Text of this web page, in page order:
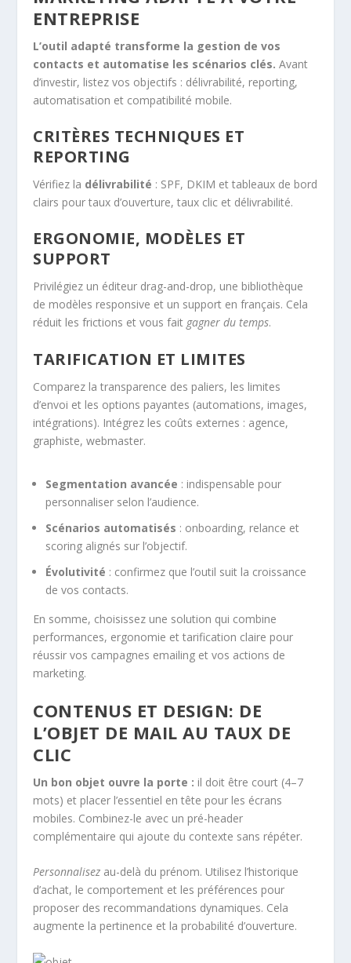
ENTREPRISE
L’outil adapté transforme la gestion de vos
contacts et automatise les scénarios clés. Avant
d’investir, listez vos objectifs : délivrabilité, reporting,
automatisation et compatibilité mobile.
CRITÈRES TECHNIQUES ET
REPORTING
Vérifiez la délivrabilité : SPF, DKIM et tableaux de bord
clairs pour taux d’ouverture, taux clic et délivrabilité.
ERGONOMIE, MODÈLES ET
SUPPORT
Privilégiez un éditeur drag-and-drop, une bibliothèque
de modèles responsive et un support en français. Cela
réduit les frictions et vous fait gagner du temps.
TARIFICATION ET LIMITES
Comparez la transparence des paliers, les limites
d’envoi et les options payantes (automations, images,
intégrations). Intégrez les coûts externes : agence,
graphiste, webmaster.
Segmentation avancée : indispensable pour
personnaliser selon l’audience.
Scénarios automatisés : onboarding, relance et
scoring alignés sur l’objectif.
Évolutivité : confirmez que l’outil suit la croissance
de vos contacts.
En somme, choisissez une solution qui combine
performances, ergonomie et tarification claire pour
réussir vos campagnes emailing et vos actions de
marketing.
CONTENUS ET DESIGN: DE
L’OBJET DE MAIL AU TAUX DE
CLIC
Un bon objet ouvre la porte : il doit être court (4–7
mots) et placer l’essentiel en tête pour les écrans
mobiles. Combinez-le avec un pré-header
complémentaire qui ajoute du contexte sans répéter.
Personnalisez au-delà du prénom. Utilisez l’historique
d’achat, le comportement et les préférences pour
proposer des recommandations dynamiques. Cela
augmente la pertinence et la probabilité d’ouverture.